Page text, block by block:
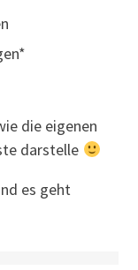
die eigenen
darstelle
es geht